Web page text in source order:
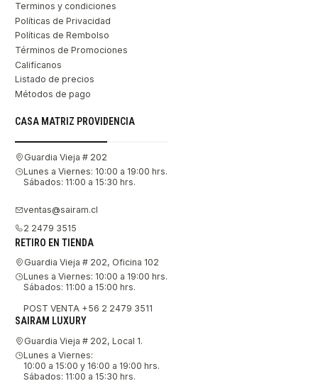
Terminos y condiciones
Políticas de Privacidad
Políticas de Rembolso
Términos de Promociones
Califícanos
Listado de precios
Métodos de pago
CASA MATRIZ PROVIDENCIA
Guardia Vieja # 202
Lunes a Viernes: 10:00 a 19:00 hrs.
Sábados: 11:00 a 15:30 hrs.
ventas@sairam.cl
2 2479 3515
RETIRO EN TIENDA
Guardia Vieja # 202, Oficina 102
Lunes a Viernes: 10:00 a 19:00 hrs.
Sábados: 11:00 a 15:00 hrs.
POST VENTA +56 2 2479 3511
SAIRAM LUXURY
Guardia Vieja # 202, Local 1.
Lunes a Viernes:
10:00 a 15:00 y 16:00 a 19:00 hrs.
Sábados: 11:00 a 15:30 hrs.